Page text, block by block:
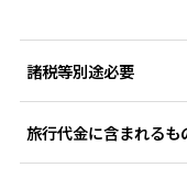
諸税等別途必要
旅行代金に含まれるも